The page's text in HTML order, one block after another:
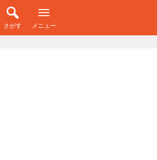
さがす メニュー